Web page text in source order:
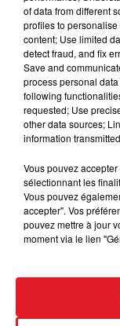
15 juillet 2026
Selon les
à des
of data from different
profiles to
content; Use limited
detect fraud, and fix
Save and
process personal
following
requested; Use
other data sources;
information
Vous pouvez
sélectionnant les
Vous pouvez
accepter". Vos
pouvez mettre à jour
moment via le lien